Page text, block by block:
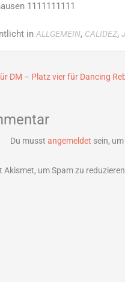
1111111111
in ALLGEMEIN, CALIDEZ,
DM – Platz vier für Dancing
Du musst angemeldet sein,
Akismet, um Spam zu